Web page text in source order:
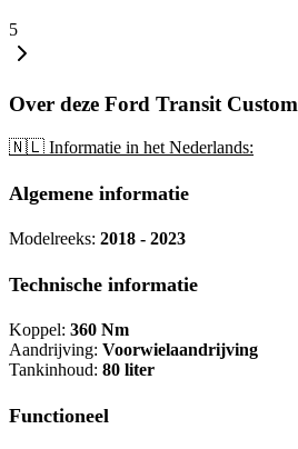
5
Over deze Ford Transit Custom
🇳🇱 Informatie in het Nederlands:
Algemene informatie
Modelreeks: 2018 - 2023
Technische informatie
Koppel: 360 Nm
Aandrijving: Voorwielaandrijving
Tankinhoud: 80 liter
Functioneel